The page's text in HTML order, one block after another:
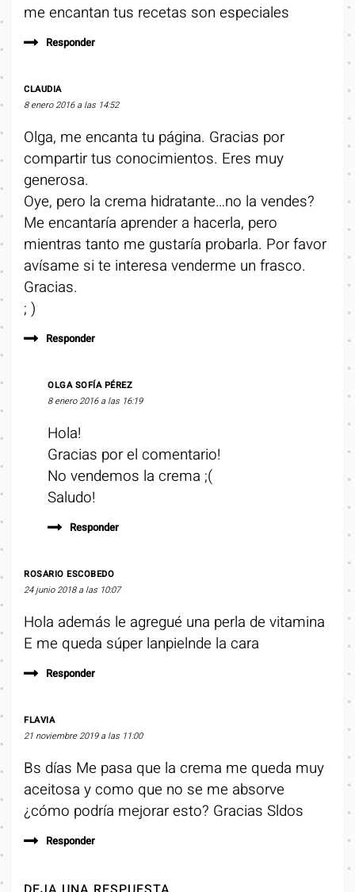
me encantan tus recetas son especiales
Responder
CLAUDIA
8 enero 2016 a las 14:52
Olga, me encanta tu página. Gracias por
compartir tus conocimientos. Eres muy
generosa.
Oye, pero la crema hidratante…no la vendes?
Me encantaría aprender a hacerla, pero
mientras tanto me gustaría probarla. Por favor
avísame si te interesa venderme un frasco.
Gracias.
; )
Responder
OLGA SOFÍA PÉREZ
8 enero 2016 a las 16:19
Hola!
Gracias por el comentario!
No vendemos la crema ;(
Saludo!
Responder
ROSARIO ESCOBEDO
24 junio 2018 a las 10:07
Hola además le agregué una perla de vitamina
E me queda súper lanpielnde la cara
Responder
FLAVIA
21 noviembre 2019 a las 11:00
Bs días Me pasa que la crema me queda muy
aceitosa y como que no se me absorve
¿cómo podría mejorar esto? Gracias Sldos
Responder